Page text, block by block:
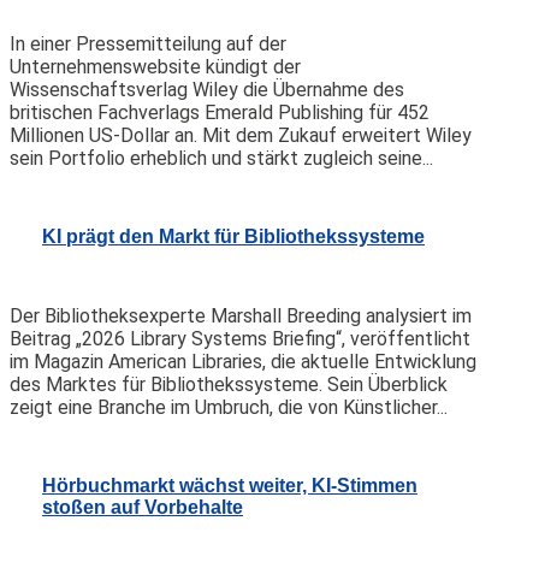
In einer Pressemitteilung auf der
Unternehmenswebsite kündigt der
Wissenschaftsverlag Wiley die Übernahme des
britischen Fachverlags Emerald Publishing für 452
Millionen US-Dollar an. Mit dem Zukauf erweitert Wiley
sein Portfolio erheblich und stärkt zugleich seine...
KI prägt den Markt für Bibliothekssysteme
Der Bibliotheksexperte Marshall Breeding analysiert im
Beitrag „2026 Library Systems Briefing“, veröffentlicht
im Magazin American Libraries, die aktuelle Entwicklung
des Marktes für Bibliothekssysteme. Sein Überblick
zeigt eine Branche im Umbruch, die von Künstlicher...
Hörbuchmarkt wächst weiter, KI-Stimmen
stoßen auf Vorbehalte